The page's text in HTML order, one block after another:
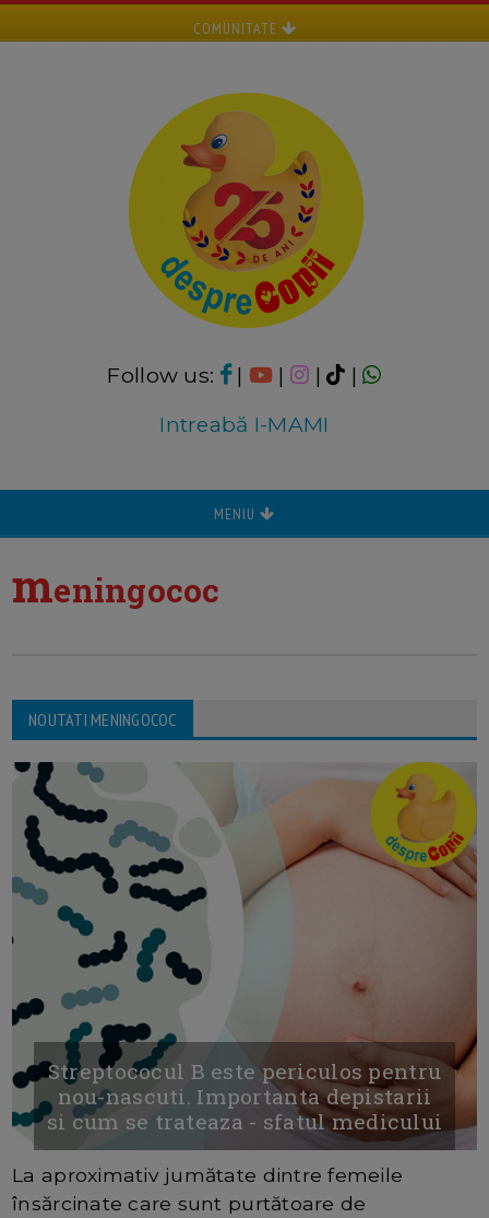
COMUNITATE
Follow us: | | |
|
Intreabă I-MAMI
MENIU
meningococ
NOUTATI MENINGOCOC
Streptococul B este periculos pentru
nou-nascuti. Importanta depistarii
si cum se trateaza - sfatul medicului
La aproximativ jumătate dintre femeile
însărcinate care sunt purtătoare de